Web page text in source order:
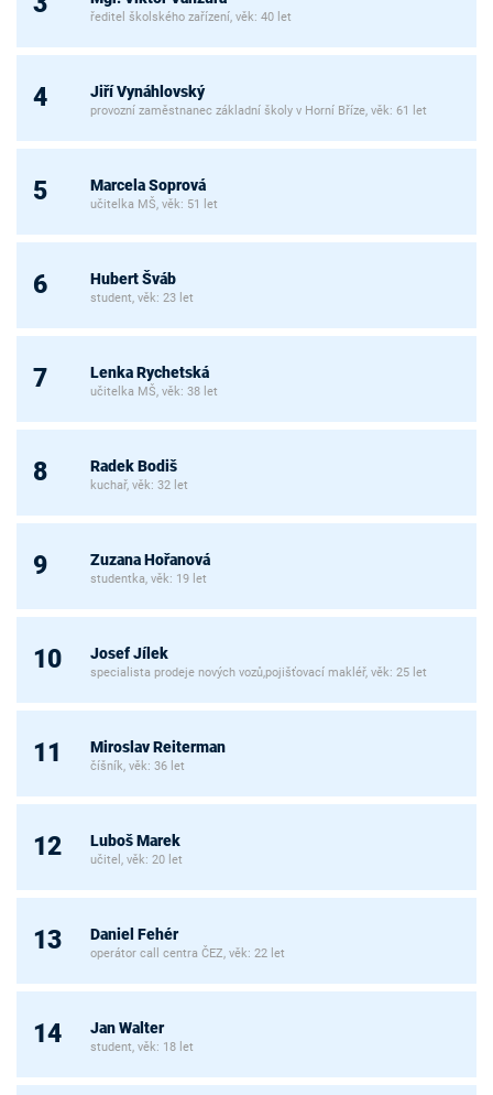
ředitel školského zařízení, věk: 40 let
4 Jiří Vynáhlovský
provozní zaměstnanec základní školy v Horní Bříze, věk: 61 let
5 Marcela Soprová
učitelka MŠ, věk: 51 let
6 Hubert Šváb
student, věk: 23 let
7 Lenka Rychetská
učitelka MŠ, věk: 38 let
8 Radek Bodiš
kuchař, věk: 32 let
9 Zuzana Hořanová
studentka, věk: 19 let
10 Josef Jílek
specialista prodeje nových vozů,pojišťovací makléř, věk: 25 let
11 Miroslav Reiterman
číšník, věk: 36 let
12 Luboš Marek
učitel, věk: 20 let
13 Daniel Fehér
operátor call centra ČEZ, věk: 22 let
14 Jan Walter
student, věk: 18 let